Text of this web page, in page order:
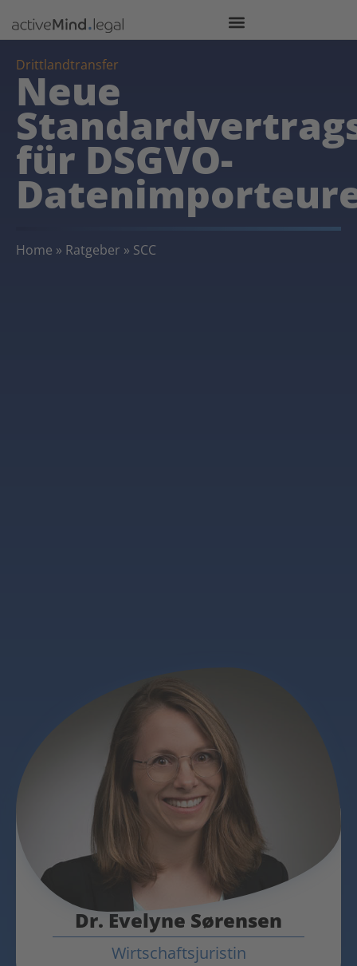
Drittlandtransfer
Neue
für DSGVO-
Home » Ratgeber » SCC
Dr. Evelyne Sørensen
Wirtschaftsjuristin